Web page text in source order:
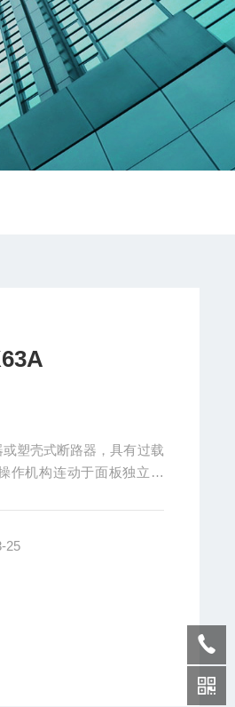
作机构连动于面板独立操
25